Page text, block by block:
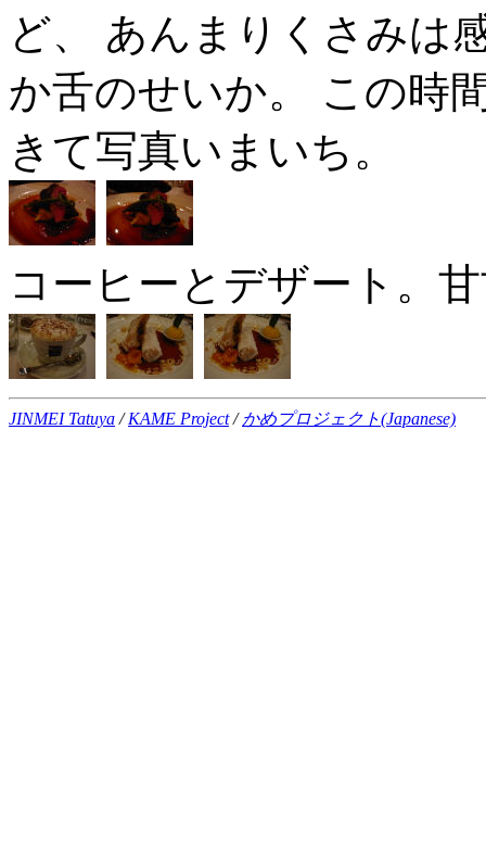
ど、 あんまりくさみは
か舌のせいか。 この時
きて写真いまいち。
コーヒーとデザート。
JINMEI Tatuya /KAME Project/ かめプロジェクト(Japanese)